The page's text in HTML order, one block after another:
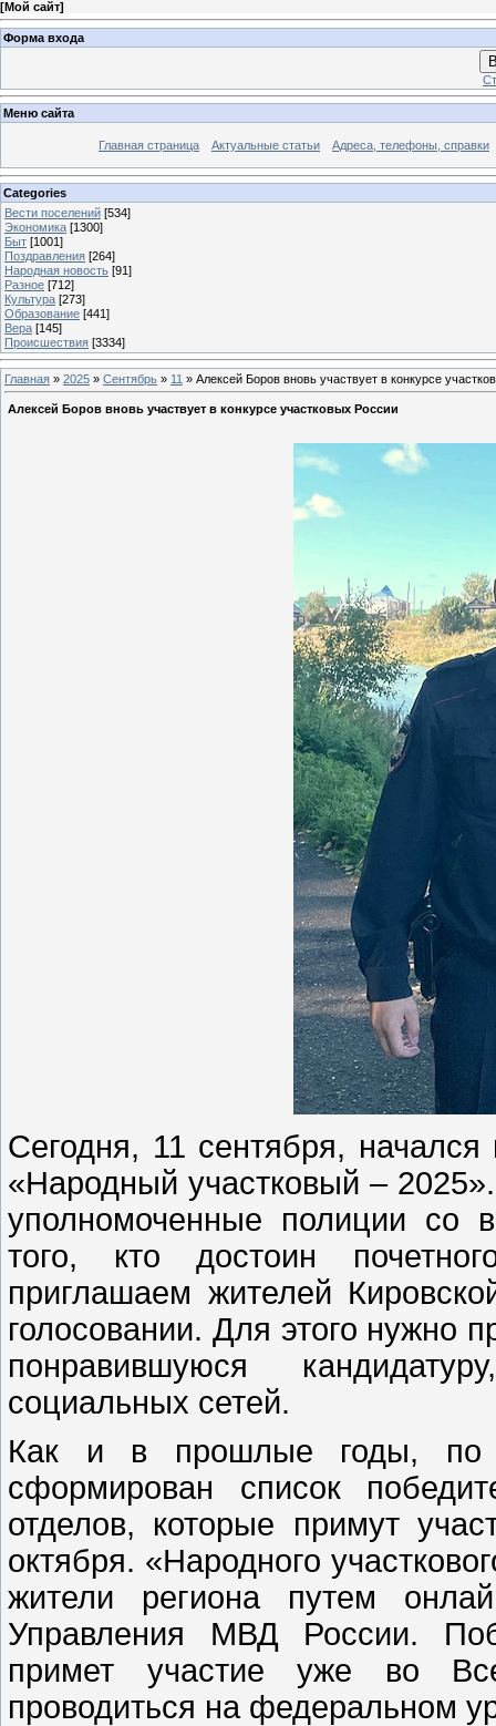
[Мой сайт]
Форма входа
Меню сайта
Главная страница Актуальные статьи Адреса, телефоны, справки
Categories
Вести поселений [534]
Экономика [1300]
Быт [1001]
Поздравления [264]
Народная новость [91]
Разное [712]
Культура [273]
Образование [441]
Вера [145]
Происшествия [3334]
Главная » 2025 » Сентябрь » 11 » Алексей Боров вновь участвует в конкурсе
Алексей Боров вновь участвует в конкурсе участковых России
Сегодня, 11 сентября, начался
«Народный участковый –
уполномоченные полиции со
того, кто достоин
приглашаем жителей
голосовании. Для этого нужно
понравившуюся
социальных сетей.
Как и в прошлые годы, по
сформирован список
отделов, которые примут
октября. «Народного
жители региона путем
Управления МВД России.
примет участие уже во
проводиться на федеральном